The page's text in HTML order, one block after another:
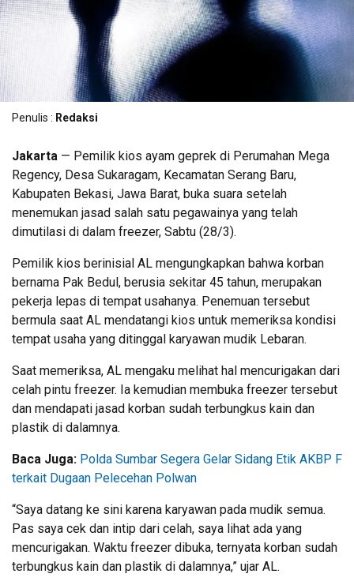
Penulis : Redaksi
Jakarta — Pemilik kios ayam geprek di Perumahan Mega
Regency, Desa Sukaragam, Kecamatan Serang Baru,
Kabupaten Bekasi, Jawa Barat, buka suara setelah
menemukan jasad salah satu pegawainya yang telah
dimutilasi di dalam freezer, Sabtu (28/3).
Pemilik kios berinisial AL mengungkapkan bahwa korban
bernama Pak Bedul, berusia sekitar 45 tahun, merupakan
pekerja lepas di tempat usahanya. Penemuan tersebut
bermula saat AL mendatangi kios untuk memeriksa kondisi
tempat usaha yang ditinggal karyawan mudik Lebaran.
Saat memeriksa, AL mengaku melihat hal mencurigakan dari
celah pintu freezer. Ia kemudian membuka freezer tersebut
dan mendapati jasad korban sudah terbungkus kain dan
plastik di dalamnya.
Baca Juga: Polda Sumbar Segera Gelar Sidang Etik AKBP F
terkait Dugaan Pelecehan Polwan
“Saya datang ke sini karena karyawan pada mudik semua.
Pas saya cek dan intip dari celah, saya lihat ada yang
mencurigakan. Waktu freezer dibuka, ternyata korban sudah
terbungkus kain dan plastik di dalamnya,” ujar AL.